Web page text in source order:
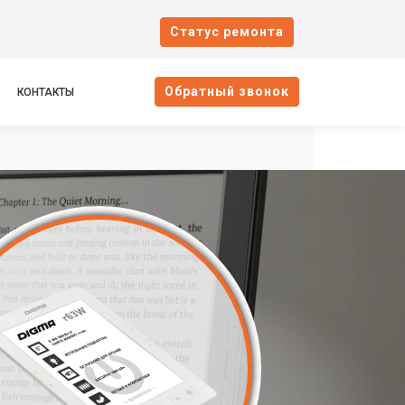
Cтатус ремонта
КОНТАКТЫ Oбратный звонок